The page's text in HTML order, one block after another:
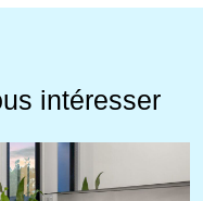
intéresser